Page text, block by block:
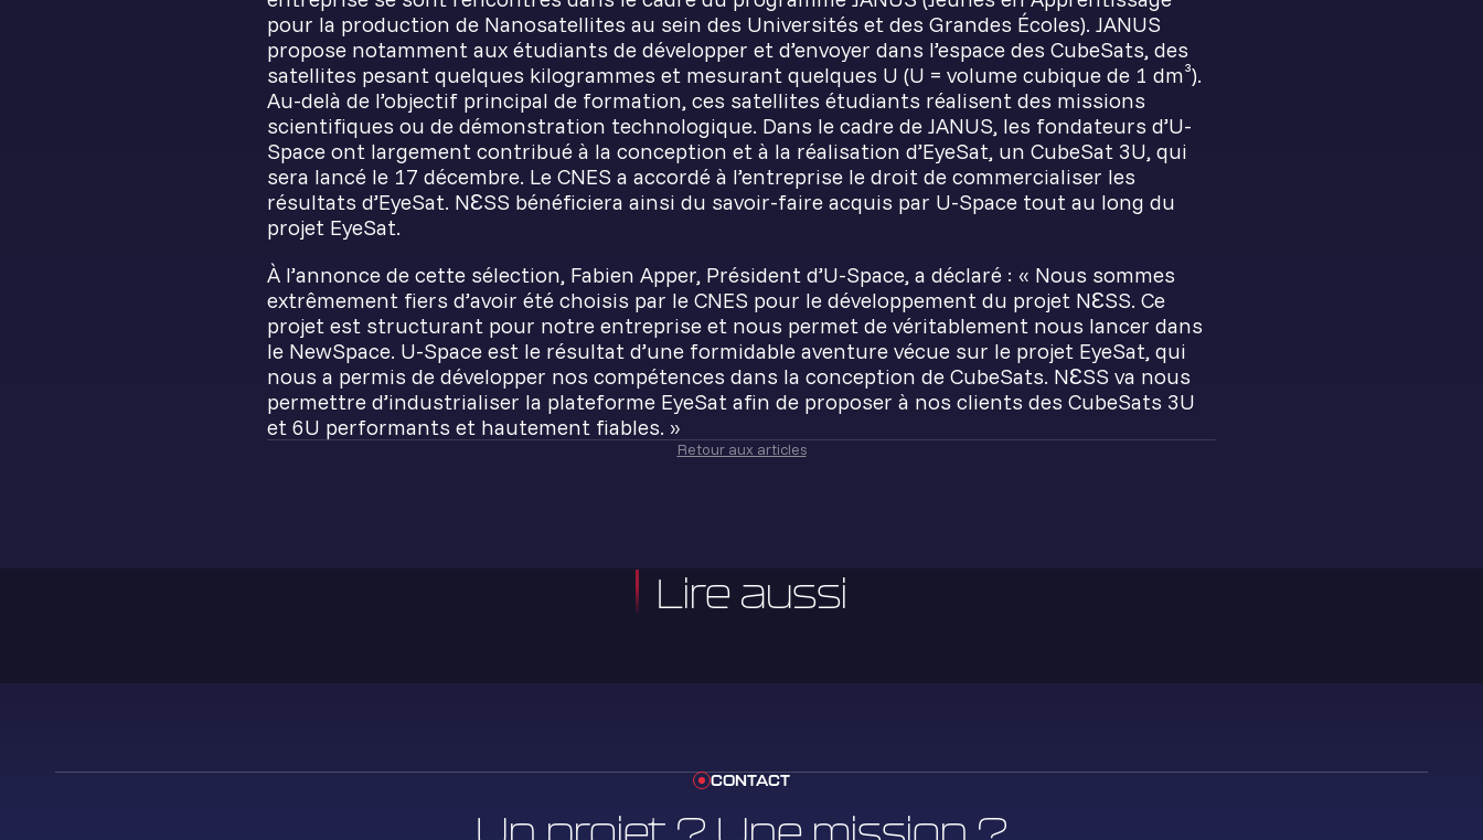
pour la production de Nanosatellites au sein des Universités et des Grandes Écoles). JANUS
propose notamment aux étudiants de développer et d’envoyer dans l’espace des CubeSats, des
satellites pesant quelques kilogrammes et mesurant quelques U (U = volume cubique de 1 dm³).
Au-delà de l’objectif principal de formation, ces satellites étudiants réalisent des missions
scientifiques ou de démonstration technologique. Dans le cadre de JANUS, les fondateurs d’U-
Space ont largement contribué à la conception et à la réalisation d’EyeSat, un CubeSat 3U, qui
sera lancé le 17 décembre. Le CNES a accordé à l’entreprise le droit de commercialiser les
résultats d’EyeSat. NƐSS bénéficiera ainsi du savoir-faire acquis par U-Space tout au long du
projet EyeSat.
À l’annonce de cette sélection, Fabien Apper, Président d’U-Space, a déclaré : « Nous sommes
extrêmement fiers d’avoir été choisis par le CNES pour le développement du projet NƐSS. Ce
projet est structurant pour notre entreprise et nous permet de véritablement nous lancer dans
le NewSpace. U-Space est le résultat d’une formidable aventure vécue sur le projet EyeSat, qui
nous a permis de développer nos compétences dans la conception de CubeSats. NƐSS va nous
permettre d’industrialiser la plateforme EyeSat afin de proposer à nos clients des CubeSats 3U
et 6U performants et hautement fiables. »
Retour aux articles
Lire aussi
CONTACT